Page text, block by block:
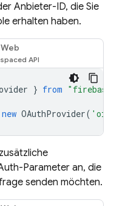
Anbieter-ID, die Sie
erhalten haben.
Web
} from "firebase/
new OAuthProvider(
Parameter an, die
senden möchten.